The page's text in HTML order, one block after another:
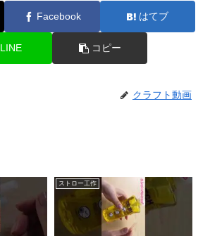
Facebook はてブ
LINE コピー
クラフト動画
ストロー工作